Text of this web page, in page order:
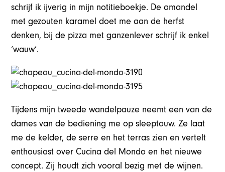
schrijf ik ijverig in mijn notitieboekje. De amandel
met gezouten karamel doet me aan de herfst
denken, bij de pizza met ganzenlever schrijf ik enkel
‘wauw’.
Tijdens mijn tweede wandelpauze neemt een van de
dames van de bediening me op sleeptouw. Ze laat
me de kelder, de serre en het terras zien en vertelt
enthousiast over Cucina del Mondo en het nieuwe
concept. Zij houdt zich vooral bezig met de wijnen.